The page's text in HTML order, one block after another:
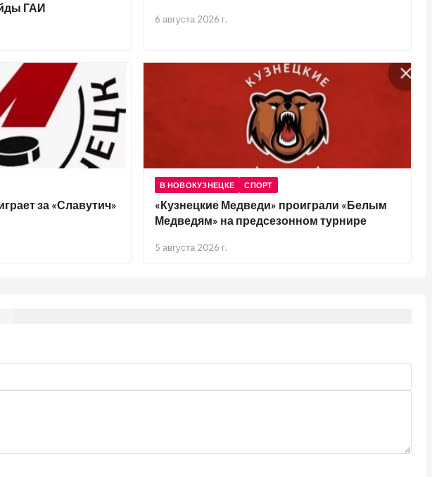
ГАИ
6 августа 2026 г.
за «Славутич»
В НОВОКУЗНЕЦКЕ СПОРТ
«Кузнецкие Медведи» проиграли «Белым
Медведям» на предсезонном турнире
5 августа 2026 г.